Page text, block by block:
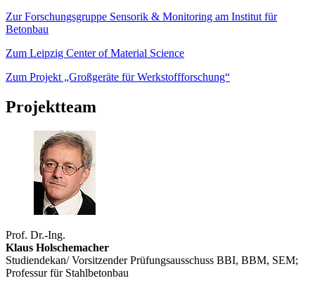
Zur Forschungsgruppe Sensorik & Monitoring am Institut für
Betonbau
Zum Leipzig Center of Material Science
Zum Projekt „Großgeräte für Werkstoffforschung“
Projektteam
Prof. Dr.-Ing.
Klaus Holschemacher
Studiendekan/ Vorsitzender Prüfungsausschuss BBI, BBM, SEM;
Professur für Stahlbetonbau